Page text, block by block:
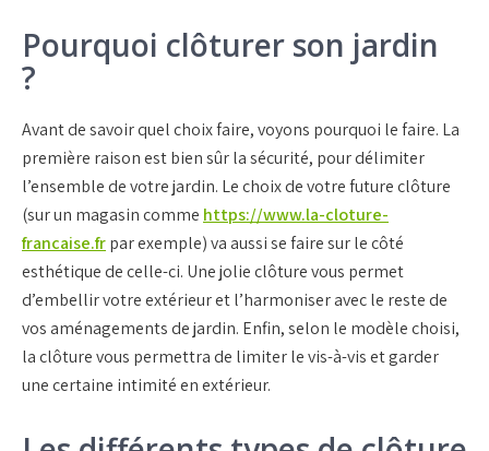
Pourquoi clôturer son jardin
?
Avant de savoir quel choix faire, voyons pourquoi le faire. La
première raison est bien sûr la sécurité, pour délimiter
l’ensemble de votre jardin. Le choix de votre future clôture
(sur un magasin comme https://www.la-cloture-
francaise.frpar exemple) va aussi se faire sur le côté
esthétique de celle-ci. Une jolie clôture vous permet
d’embellir votre extérieur et l’harmoniser avec le reste de
vos aménagements de jardin. Enfin, selon le modèle choisi,
la clôture vous permettra de limiter le vis-à-vis et garder
une certaine intimité en extérieur.